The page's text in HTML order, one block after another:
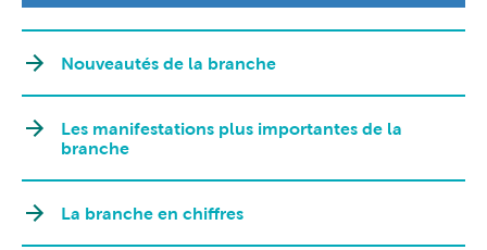
Nouveautés de la branche
Les manifestations plus importantes de la
branche
La branche en chiffres